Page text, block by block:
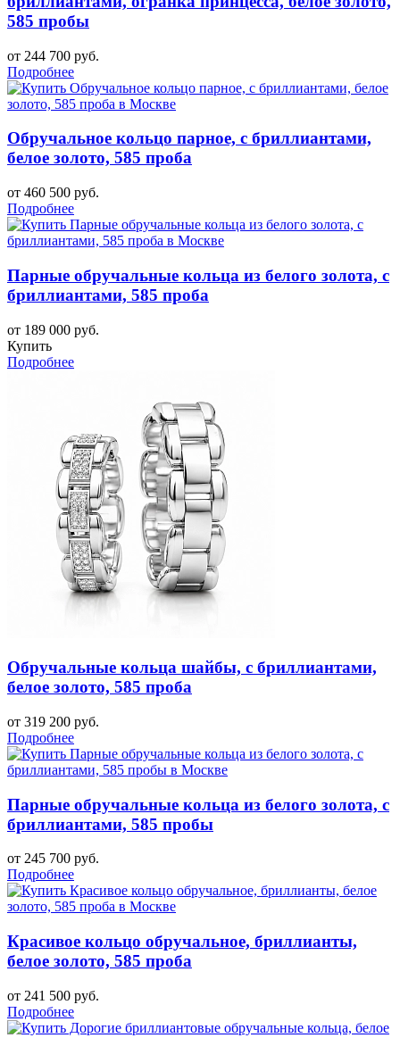
585 пробы
от 244 700 руб.
Подробнее
Обручальное кольцо парное, с бриллиантами,
белое золото, 585 проба
от 460 500 руб.
Подробнее
Парные обручальные кольца из белого золота, с
бриллиантами, 585 проба
от 189 000 руб.
Купить
Подробнее
Обручальные кольца шайбы, с бриллиантами,
белое золото, 585 проба
от 319 200 руб.
Подробнее
Парные обручальные кольца из белого золота, с
бриллиантами, 585 пробы
от 245 700 руб.
Подробнее
Красивое кольцо обручальное, бриллианты,
белое золото, 585 проба
от 241 500 руб.
Подробнее